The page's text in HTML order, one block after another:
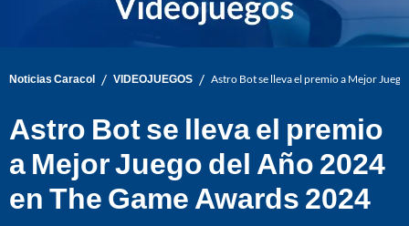
Noticias Caracol / VIDEOJUEGOS / Astro Bot se lleva el premio a Mejor
Astro Bot se lleva el premio
a Mejor Juego del Año 2024
en The Game Awards 2024